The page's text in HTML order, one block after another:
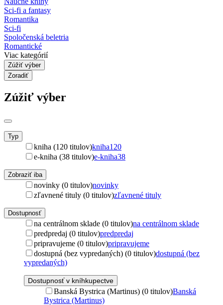
Sci-fi a fantasy
Romantika
Sci-fi
Spoločenská beletria
Romantické
Viac kategórií
Zúžiť výber
Zoradiť
Zúžiť výber
Typ
kniha (120 titulov)kniha120
e-kniha (38 titulov)e-kniha38
Zobraziť iba
novinky (0 titulov)novinky
zľavnené tituly (0 titulov)zľavnené tituly
Dostupnosť
na centrálnom sklade (0 titulov)na centrálnom sklade
predpredaj (0 titulov)predpredaj
pripravujeme (0 titulov)pripravujeme
dostupná (bez vypredaných) (0 titulov)dostupná (bez
vypredaných)
Dostupnosť v kníhkupectve
Banská Bystrica (Martinus) (0 titulov)Banská
Bystrica (Martinus)